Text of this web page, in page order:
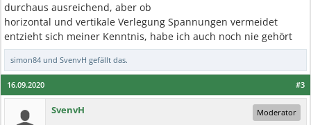
durchaus ausreichend, aber ob
horizontal und vertikale Verlegung Spannungen vermeidet
entzieht sich meiner Kenntnis, habe ich auch noch nie gehört
simon84 und SvenvH gefällt das.
#3
16.09.2020
SvenvH Moderator